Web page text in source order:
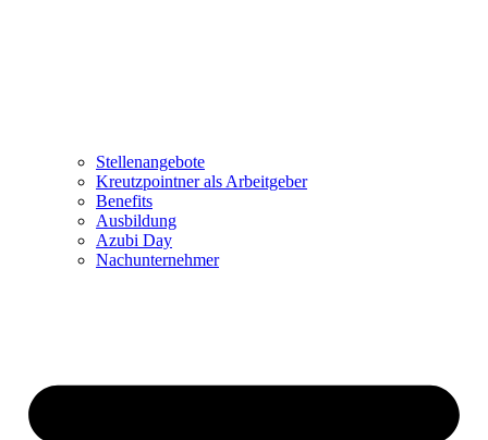
Stellenangebote
Kreutzpointner als Arbeitgeber
Benefits
Ausbildung
Azubi Day
Nachunternehmer